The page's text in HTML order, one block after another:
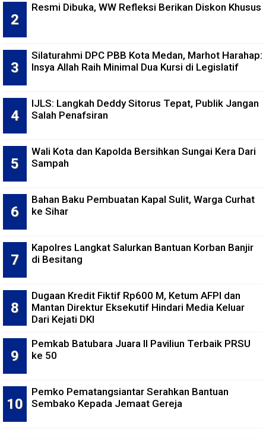
Resmi Dibuka, WW Refleksi Berikan Diskon Khusus
Silaturahmi DPC PBB Kota Medan, Marhot Harahap:
Insya Allah Raih Minimal Dua Kursi di Legislatif
IJLS: Langkah Deddy Sitorus Tepat, Publik Jangan
Salah Penafsiran
Wali Kota dan Kapolda Bersihkan Sungai Kera Dari
Sampah
Bahan Baku Pembuatan Kapal Sulit, Warga Curhat
ke Sihar
Kapolres Langkat Salurkan Bantuan Korban Banjir
di Besitang
Dugaan Kredit Fiktif Rp600 M, Ketum AFPI dan
Mantan Direktur Eksekutif Hindari Media Keluar
Dari Kejati DKI
Pemkab Batubara Juara II Paviliun Terbaik PRSU
ke 50
Pemko Pematangsiantar Serahkan Bantuan
Sembako Kepada Jemaat Gereja